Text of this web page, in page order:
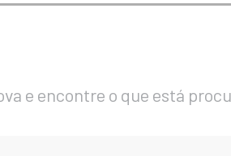
e encontre o que está